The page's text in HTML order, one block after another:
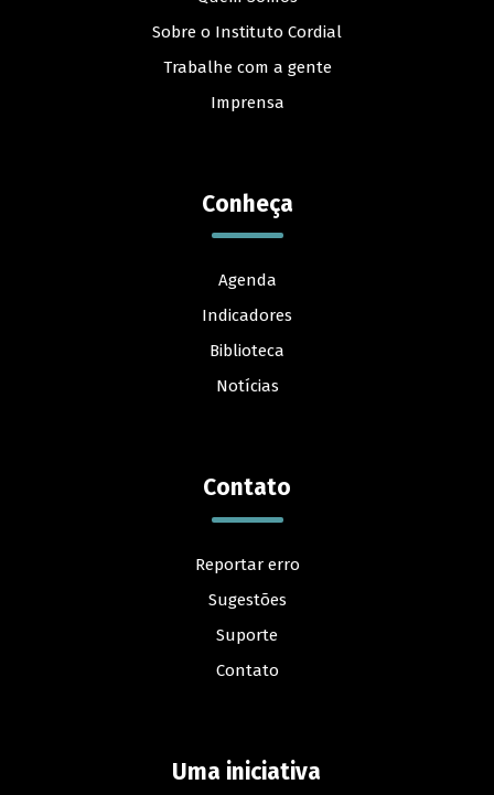
Uma iniciativa
Sobre o Instituto Cordial
Trabalhe com a gente
Imprensa
Conheça
Agenda
Indicadores
Biblioteca
Notícias
Contato
Reportar erro
Sugestões
Suporte
Contato